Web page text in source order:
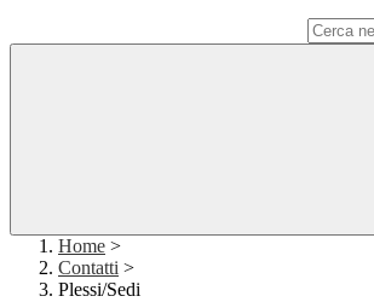
Home >
Contatti >
Plessi/Sedi